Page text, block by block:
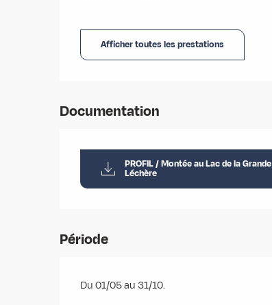
Afficher toutes les prestations
Documentation
PROFIL / Montée au Lac de la Grande
Léchère
Période
Du 01/05 au 31/10.